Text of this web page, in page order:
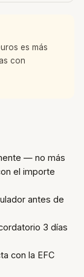
es más
con
— no más
el importe
antes de
3 días
con la EFC